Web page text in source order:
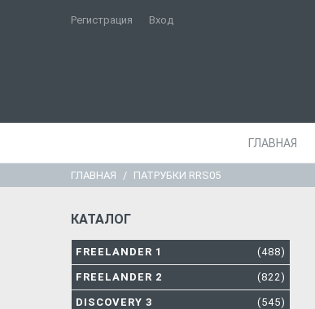
Регистрация Вход
ГЛАВНАЯ
ГЛАВНАЯ ПАТРУБКИ RRS05
КАТАЛОГ
FREELANDER 1 (488)
FREELANDER 2 (822)
DISCOVERY 3 (545)